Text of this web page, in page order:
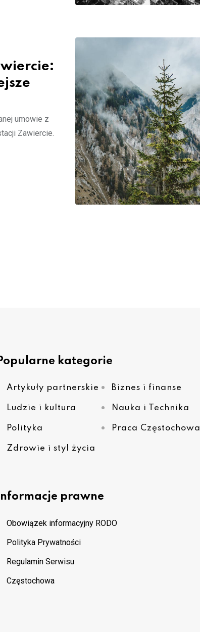
umowie z
Zawiercie.
kategorie
Artykuły partnerskie Biznes i finanse
Ludzie i kultura Nauka i Technika
Polityka Praca Częstochowa
Zdrowie i styl życia
Informacje prawne
Obowiązek informacyjny RODO
Polityka Prywatności
Regulamin Serwisu
Częstochowa